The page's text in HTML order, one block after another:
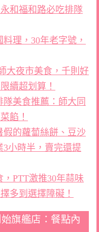
和福和路必吃排隊
理，30年老字號，
大夜市美食，千則好
續超划算！
美食推薦：師大同
餡！
的蘿蔔絲餅、豆沙
小時半，賣完還提
PTT激推30年蒜味
多到選擇障礙！
旗艦店：餐點內